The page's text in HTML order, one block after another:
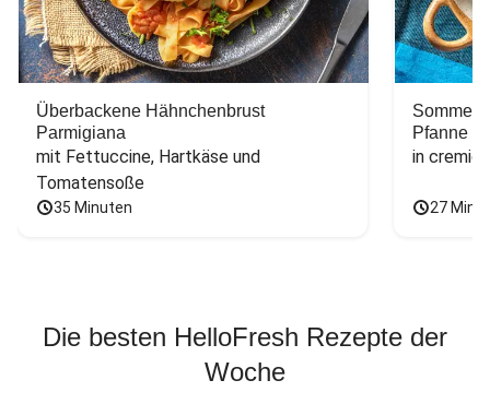
Überbackene Hähnchenbrust
Parmigiana
mit Fettuccine, Hartkäse und
Tomatensoße
35 Minuten
Pfanne
in
27
Die besten HelloFresh Rezepte der
Woche